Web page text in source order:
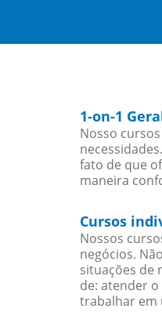
1-on-1
Nosso
fato de que
maneira
Cursos
Nossos
negócios.
situações de
de: atender
trabalhar em